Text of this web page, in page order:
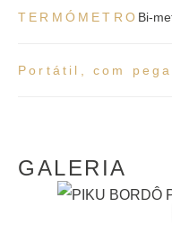
TERMÓMETRO Bi-
Portátil, com
GALERIA